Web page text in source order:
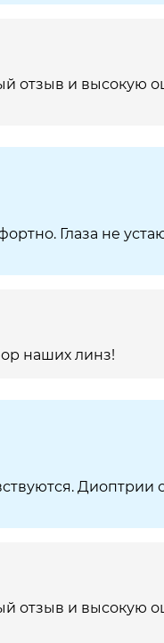
отзыв и высокую
Глаза не
наших линз!
Диоптрии
отзыв и высокую